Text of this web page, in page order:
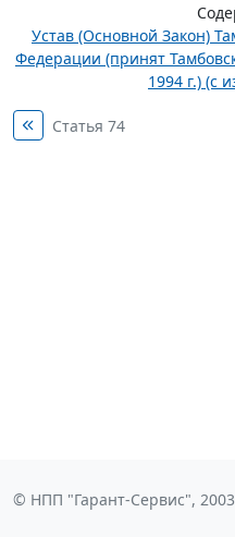
Устав (Основной Закон)
Федерации (принят
1994 г.) (с
Статья 74
© НПП "Гарант-Сервис",